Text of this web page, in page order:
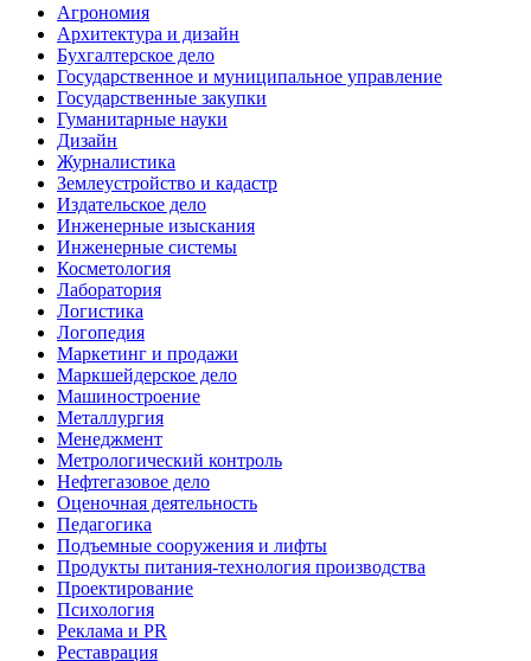
Агрономия
Архитектура и дизайн
Бухгалтерское дело
Государственное и муниципальное управление
Государственные закупки
Гуманитарные науки
Дизайн
Журналистика
Землеустройство и кадастр
Издательское дело
Инженерные изыскания
Инженерные системы
Косметология
Лаборатория
Логистика
Логопедия
Маркетинг и продажи
Маркшейдерское дело
Машиностроение
Металлургия
Менеджмент
Метрологический контроль
Нефтегазовое дело
Оценочная деятельность
Педагогика
Подъемные сооружения и лифты
Продукты питания-технология производства
Проектирование
Психология
Реклама и PR
Реставрация